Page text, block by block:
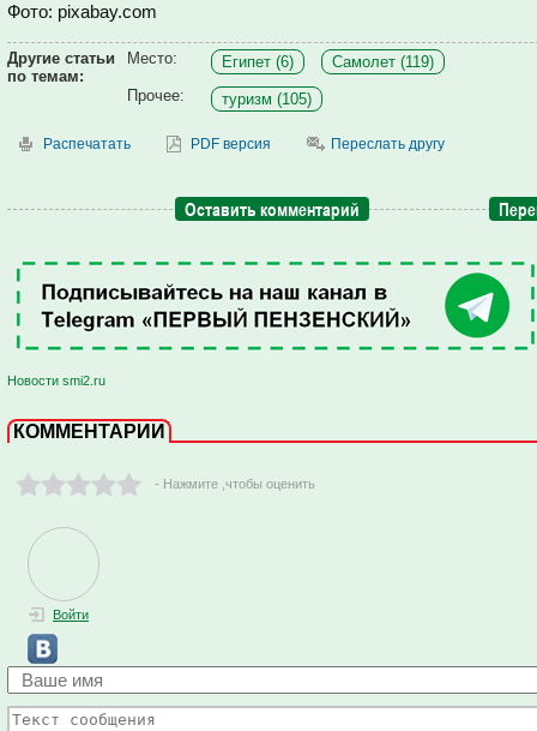
Фото: pixabay.com
Другие статьи
по темам:
Место: Египет (6)
Самолет (119)
Прочее:
туризм (105)
Распечатать PDF версия Переслать другу
Оставить комментарий
Новости smi2.ru
КОММЕНТАРИИ
- Нажмите ,чтобы оценить
Войти